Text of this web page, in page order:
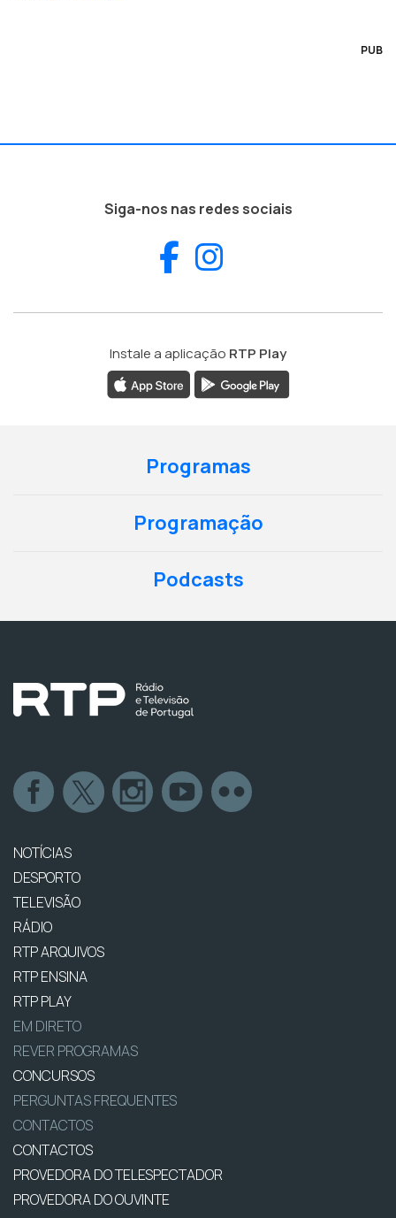
PUB
Siga-nos nas redes sociais
Facebook
Instale a aplicação RTP Play
Programas
Programação
Podcasts
NOTÍCIAS
DESPORTO
TELEVISÃO
RÁDIO
RTP ARQUIVOS
RTP ENSINA
RTP PLAY
EM DIRETO
REVER PROGRAMAS
CONCURSOS
PERGUNTAS FREQUENTES
CONTACTOS
CONTACTOS
PROVEDORA DO TELESPECTADOR
PROVEDORA DO OUVINTE